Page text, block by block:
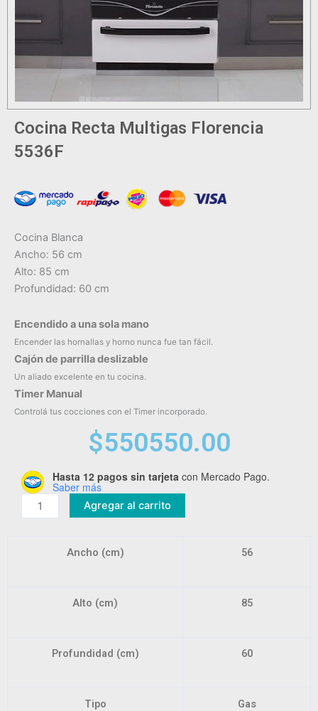
Cocina Recta Multigas Florencia
5536F
Cocina Blanca
Ancho: 56 cm
Alto: 85 cm
Profundidad: 60 cm
Encendido a una sola mano
Encender las hornallas y horno nunca fue tan fácil.
Cajón de parrilla deslizable
Un aliado excelente en tu cocina.
Timer Manual
Controlá tus cocciones con el Timer incorporado.
$550550.00
Hasta 12 pagos sin tarjeta con Mercado Pago.
Saber más
Cocina
Recta
Multigas
Agregar al carrito
Ancho (cm) 56
Alto (cm) 85
Profundidad (cm) 60
Tipo Gas